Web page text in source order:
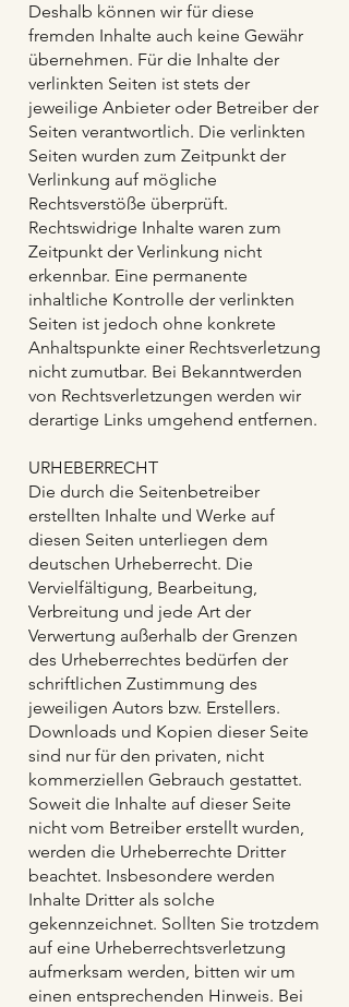
Deshalb können wir für diese
fremden Inhalte auch keine Gewähr
übernehmen. Für die Inhalte der
verlinkten Seiten ist stets der
jeweilige Anbieter oder Betreiber der
Seiten verantwortlich. Die verlinkten
Seiten wurden zum Zeitpunkt der
Verlinkung auf mögliche
Rechtsverstöße überprüft.
Rechtswidrige Inhalte waren zum
Zeitpunkt der Verlinkung nicht
erkennbar. Eine permanente
inhaltliche Kontrolle der verlinkten
Seiten ist jedoch ohne konkrete
Anhaltspunkte einer Rechtsverletzung
nicht zumutbar. Bei Bekanntwerden
von Rechtsverletzungen werden wir
derartige Links umgehend entfernen.
URHEBERRECHT
Die durch die Seitenbetreiber
erstellten Inhalte und Werke auf
diesen Seiten unterliegen dem
deutschen Urheberrecht. Die
Vervielfältigung, Bearbeitung,
Verbreitung und jede Art der
Verwertung außerhalb der Grenzen
des Urheberrechtes bedürfen der
schriftlichen Zustimmung des
jeweiligen Autors bzw. Erstellers.
Downloads und Kopien dieser Seite
sind nur für den privaten, nicht
kommerziellen Gebrauch gestattet.
Soweit die Inhalte auf dieser Seite
nicht vom Betreiber erstellt wurden,
werden die Urheberrechte Dritter
beachtet. Insbesondere werden
Inhalte Dritter als solche
gekennzeichnet. Sollten Sie trotzdem
auf eine Urheberrechtsverletzung
aufmerksam werden, bitten wir um
einen entsprechenden Hinweis. Bei